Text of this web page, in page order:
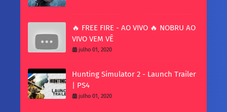
🔥 FREE FIRE - AO VIVO 🔥 NOBRU AO
VIVO VEM VÊ
julho 01, 2020
Hunting Simulator 2 - Launch Trailer
| PS4
julho 01, 2020